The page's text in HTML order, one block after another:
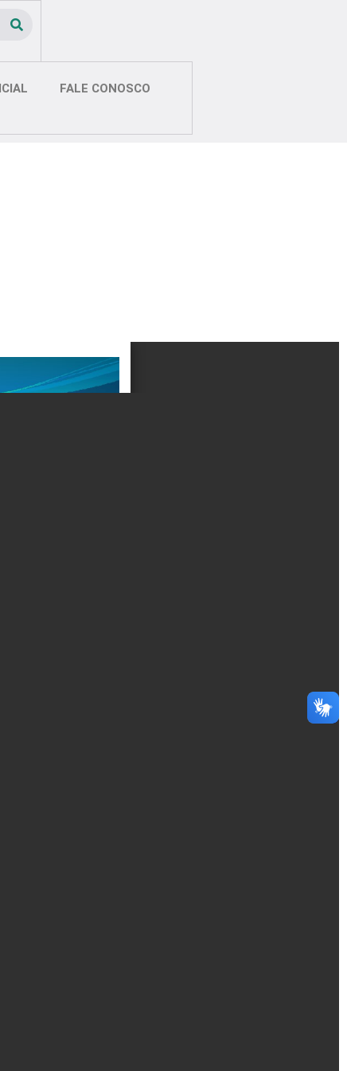
FALE CONOSCO